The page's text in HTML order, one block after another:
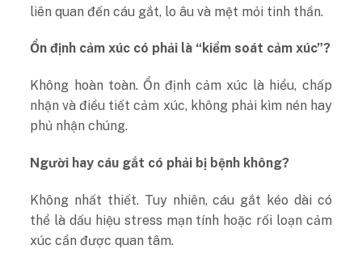
liên quan đến cáu gắt, lo âu và mệt mỏi tinh thần.
Ổn định cảm xúc có phải là “kiểm soát cảm xúc”?
Không hoàn toàn. Ổn định cảm xúc là hiểu, chấp
nhận và điều tiết cảm xúc, không phải kìm nén hay
phủ nhận chúng.
Người hay cáu gắt có phải bị bệnh không?
Không nhất thiết. Tuy nhiên, cáu gắt kéo dài có
thể là dấu hiệu stress mạn tính hoặc rối loạn cảm
xúc cần được quan tâm.